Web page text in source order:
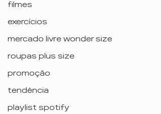
filmes
exercícios
mercado livre wonder size
roupas plus size
promoção
tendência
playlist spotify